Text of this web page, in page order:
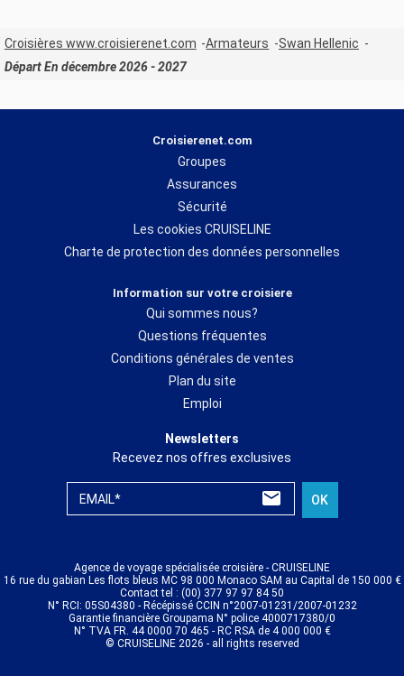
Croisières www.croisierenet.com Armateurs
Swan Hellenic
Départ En décembre 2026 - 2027
Croisierenet.com
Groupes
Assurances
Sécurité
Les cookies CRUISELINE
Charte de protection des données personnelles
Information sur votre croisiere
Qui sommes nous?
Questions fréquentes
Conditions générales de ventes
Plan du site
Emploi
Newsletters
Recevez nos offres exclusives
EMAIL* OK
Agence de voyage spécialisée croisière - CRUISELINE
16 rue du gabian Les flots bleus MC 98 000 Monaco SAM au Capital de 150 000 €
Contact tel : (00) 377 97 97 84 50
N° RCI: 05S04380 - Récépissé CCIN n°2007-01231/2007-01232
Garantie financière Groupama N° police 4000717380/0
N° TVA FR. 44 0000 70 465 - RC RSA de 4 000 000 €
© CRUISELINE 2026 - all rights reserved